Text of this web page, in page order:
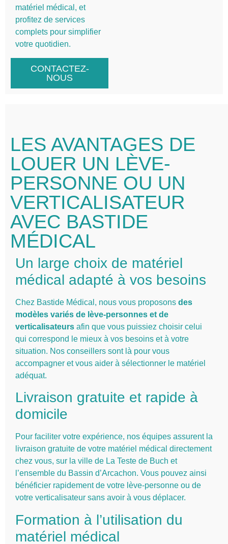
matériel médical, et
profitez de services
complets pour simplifier
votre quotidien.
CONTACTEZ-
NOUS
LES AVANTAGES DE
LOUER UN LÈVE-
PERSONNE OU UN
VERTICALISATEUR
AVEC BASTIDE
MÉDICAL
Un large choix de matériel
médical adapté à vos besoins
Chez Bastide Médical, nous vous proposons des
modèles variés de lève-personnes et de
verticalisateurs afin que vous puissiez choisir celui
qui correspond le mieux à vos besoins et à votre
situation. Nos conseillers sont là pour vous
accompagner et vous aider à sélectionner le matériel
adéquat.
Livraison gratuite et rapide à
domicile
Pour faciliter votre expérience, nos équipes assurent la
livraison gratuite de votre matériel médical directement
chez vous, sur la ville de La Teste de Buch et
l’ensemble du Bassin d’Arcachon. Vous pouvez ainsi
bénéficier rapidement de votre lève-personne ou de
votre verticalisateur sans avoir à vous déplacer.
Formation à l’utilisation du
matériel médical